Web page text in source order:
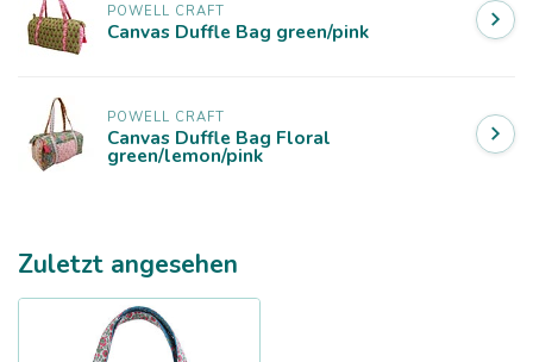
POWELL CRAFT
Canvas Duffle Bag green/pink
POWELL CRAFT
Canvas Duffle Bag Floral
green/lemon/pink
Zuletzt angesehen